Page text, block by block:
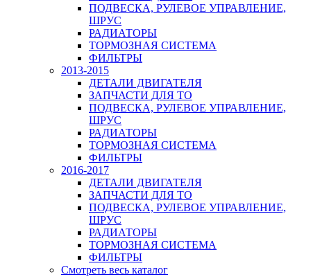
ПОДВЕСКА, РУЛЕВОЕ УПРАВЛЕНИЕ,
ШРУС
РАДИАТОРЫ
ТОРМОЗНАЯ СИСТЕМА
ФИЛЬТРЫ
2013-2015
ДЕТАЛИ ДВИГАТЕЛЯ
ЗАПЧАСТИ ДЛЯ ТО
ПОДВЕСКА, РУЛЕВОЕ УПРАВЛЕНИЕ,
ШРУС
РАДИАТОРЫ
ТОРМОЗНАЯ СИСТЕМА
ФИЛЬТРЫ
2016-2017
ДЕТАЛИ ДВИГАТЕЛЯ
ЗАПЧАСТИ ДЛЯ ТО
ПОДВЕСКА, РУЛЕВОЕ УПРАВЛЕНИЕ,
ШРУС
РАДИАТОРЫ
ТОРМОЗНАЯ СИСТЕМА
ФИЛЬТРЫ
Смотреть весь каталог